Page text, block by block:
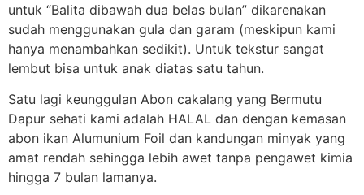
untuk “Balita dibawah dua belas bulan” dikarenakan
sudah menggunakan gula dan garam (meskipun kami
hanya menambahkan sedikit). Untuk tekstur sangat
lembut bisa untuk anak diatas satu tahun.
Satu lagi keunggulan Abon cakalang yang Bermutu
Dapur sehati kami adalah HALAL dan dengan kemasan
abon ikan Alumunium Foil dan kandungan minyak yang
amat rendah sehingga lebih awet tanpa pengawet kimia
hingga 7 bulan lamanya.